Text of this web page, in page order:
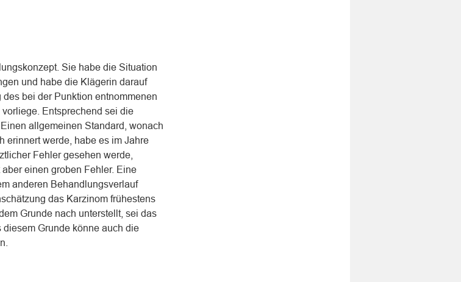
Sie habe die Situation
und habe die Klägerin darauf
bei der Punktion entnommenen
vorliege. Entsprechend sei die
allgemeinen Standard, wonach
erinnert werde, habe es im Jahre
Fehler gesehen werde,
einen groben Fehler. Eine
anderen Behandlungsverlauf
das Karzinom frühestens
Grunde nach unterstellt, sei das
Grunde könne auch die